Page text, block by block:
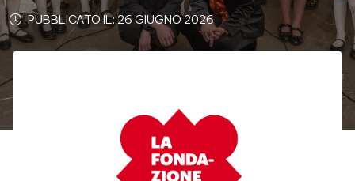
PUBBLICATO IL: 26 GIUGNO 2026